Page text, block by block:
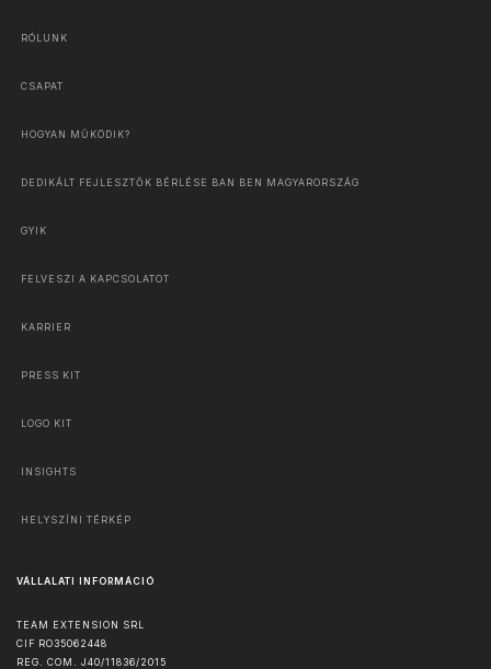
RÓLUNK
CSAPAT
HOGYAN MŰKÖDIK?
DEDIKÁLT FEJLESZTŐK BÉRLÉSE BAN BEN MAGYARORSZÁG
GYIK
FELVESZI A KAPCSOLATOT
KARRIER
PRESS KIT
LOGO KIT
INSIGHTS
HELYSZÍNI TÉRKÉP
VÁLLALATI INFORMÁCIÓ
TEAM EXTENSION SRL
CIF RO35062448
REG. COM. J40/11836/2015